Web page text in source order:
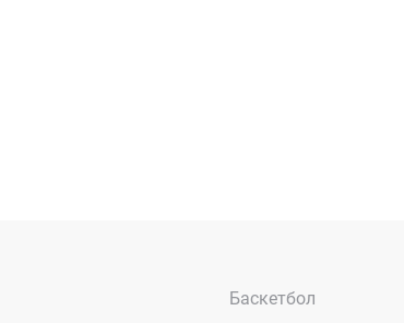
Баскетбол